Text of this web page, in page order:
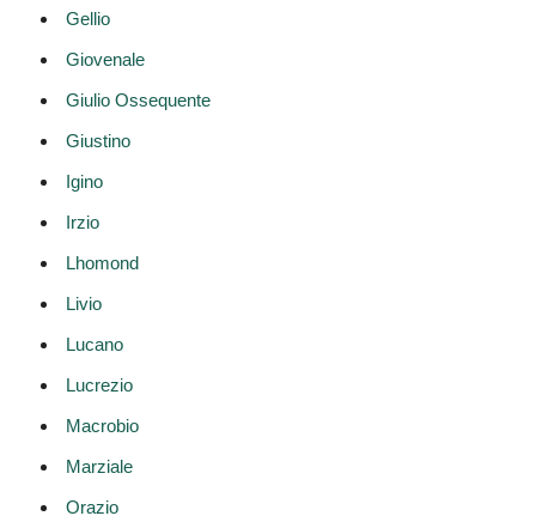
Gellio
Giovenale
Giulio Ossequente
Giustino
Igino
Irzio
Lhomond
Livio
Lucano
Lucrezio
Macrobio
Marziale
Orazio